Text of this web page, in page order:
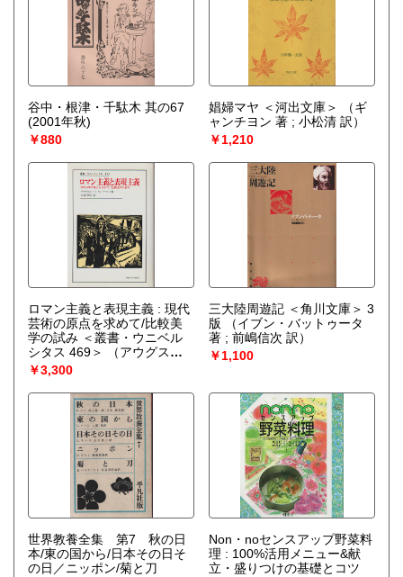
谷中・根津・千駄木 其の67
(2001年秋)
￥880
娼婦マヤ ＜河出文庫＞
（ギ
ャンチヨン 著 ; 小松清 訳）
￥1,210
ロマン主義と表現主義 : 現代
芸術の原点を求めて/比較美
学の試み ＜叢書・ウニベル
シタス 469＞
（アウグス
ト・K.ウィードマン 著 ; 大森
淳史 訳）
￥3,300
三大陸周遊記 ＜角川文庫＞ 3
版
（イブン・バットゥータ
著 ; 前嶋信次 訳）
￥1,100
世界教養全集 第7 秋の日
本/東の国から/日本その日そ
の日／ニッポン/菊と刀
Non・noセンスアップ野菜料
理 : 100%活用メニュー&献
立・盛りつけの基礎とコツ